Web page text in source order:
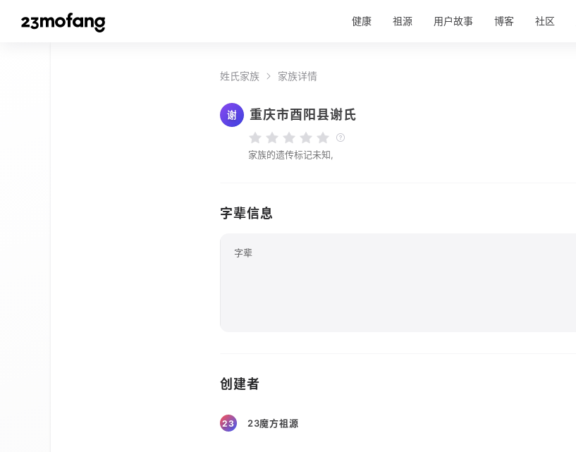
健康 祖源 用户故事 博客 社区
姓氏家族 家族详情
谢 重庆市酉阳县谢氏
家族的遗传标记未知,
字辈信息
字辈
创建者
23 23魔方祖源